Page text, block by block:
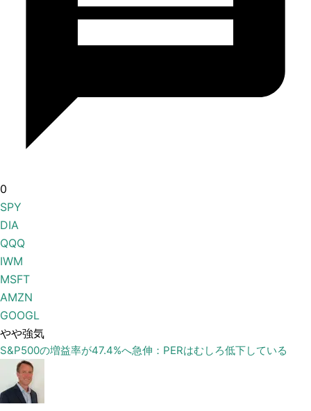
0
SPY
DIA
QQQ
IWM
MSFT
AMZN
GOOGL
やや強気
S&P500の増益率が47.4%へ急伸：PERはむしろ低下している